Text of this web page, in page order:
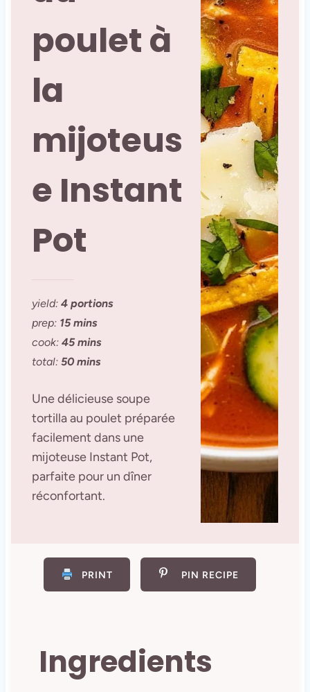
poulet à
la
mijoteus
e Instant
Pot
yield: 4 portions
prep: 15 mins
cook: 45 mins
total: 50 mins
Une délicieuse soupe
tortilla au poulet préparée
facilement dans une
mijoteuse Instant Pot,
parfaite pour un dîner
réconfortant.
PRINT PIN RECIPE
Ingredients